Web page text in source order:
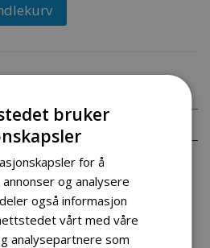
Mate med bensindrevet 7hk
selv og du har ikke behov for
med såpedispenser.
bruker
for å
og analysere
også informasjon
vårt med våre
analysepartnere som